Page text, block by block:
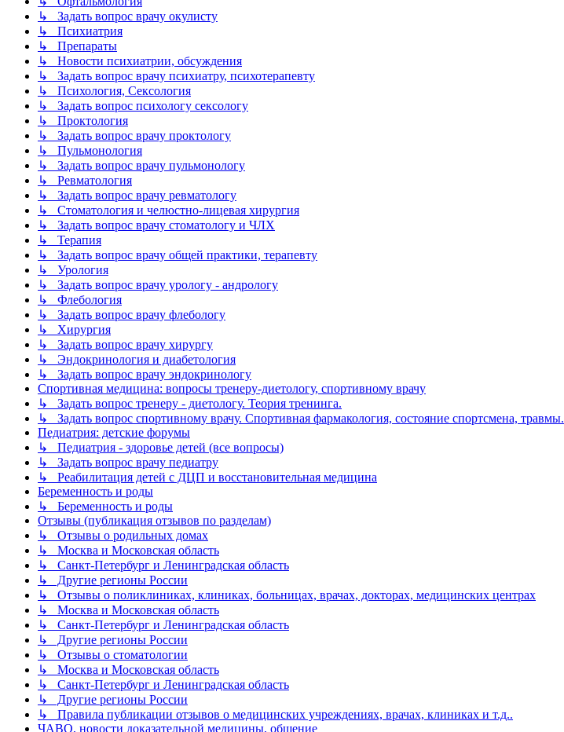
↳ Задать вопрос врачу окулисту
↳ Психиатрия
↳ Препараты
↳ Новости психиатрии, обсуждения
↳ Задать вопрос врачу психиатру, психотерапевту
↳ Психология, Сексология
↳ Задать вопрос психологу сексологу
↳ Проктология
↳ Задать вопрос врачу проктологу
↳ Пульмонология
↳ Задать вопрос врачу пульмонологу
↳ Ревматология
↳ Задать вопрос врачу ревматологу
↳ Стоматология и челюстно-лицевая хирургия
↳ Задать вопрос врачу стоматологу и ЧЛХ
↳ Терапия
↳ Задать вопрос врачу общей практики, терапевту
↳ Урология
↳ Задать вопрос врачу урологу - андрологу
↳ Флебология
↳ Задать вопрос врачу флебологу
↳ Хирургия
↳ Задать вопрос врачу хирургу
↳ Эндокринология и диабетология
↳ Задать вопрос врачу эндокринологу
Спортивная медицина: вопросы тренеру-диетологу, спортивному врачу
↳ Задать вопрос тренеру - диетологу. Теория тренинга.
↳ Задать вопрос спортивному врачу. Спортивная фармакология, состояние спортсмена, травмы.
Педиатрия: детские форумы
↳ Педиатрия - здоровье детей (все вопросы)
↳ Задать вопрос врачу педиатру
↳ Реабилитация детей с ДЦП и восстановительная медицина
Беременность и роды
↳ Беременность и роды
Отзывы (публикация отзывов по разделам)
↳ Отзывы о родильных домах
↳ Москва и Московская область
↳ Санкт-Петербург и Ленинградская область
↳ Другие регионы России
↳ Отзывы о поликлиниках, клиниках, больницах, врачах, докторах, медицинских центрах
↳ Москва и Московская область
↳ Санкт-Петербург и Ленинградская область
↳ Другие регионы России
↳ Отзывы о стоматологии
↳ Москва и Московская область
↳ Санкт-Петербург и Ленинградская область
↳ Другие регионы России
↳ Правила публикации отзывов о медицинских учреждениях, врачах, клиниках и т.д..
ЧАВО, новости доказательной медицины, общение